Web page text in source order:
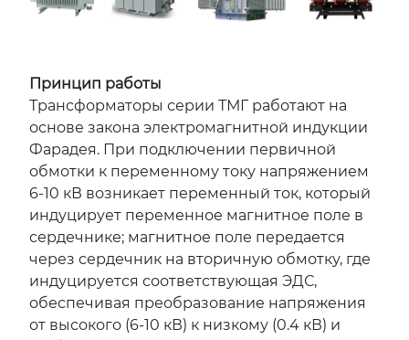
Принцип работы
Трансформаторы серии ТМГ работают на
основе закона электромагнитной индукции
Фарадея. При подключении первичной
обмотки к переменному току напряжением
6-10 кВ возникает переменный ток, который
индуцирует переменное магнитное поле в
сердечнике; магнитное поле передается
через сердечник на вторичную обмотку, где
индуцируется соответствующая ЭДС,
обеспечивая преобразование напряжения
от высокого (6-10 кВ) к низкому (0.4 кВ) и